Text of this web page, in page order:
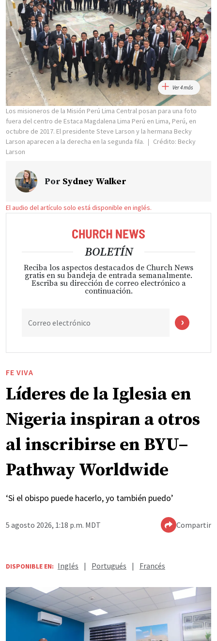
Ver 4 más
Los misioneros de la Misión Perú Lima Central posan para una foto
fuera del centro de Estaca Magdalena Lima Perú en Lima, Perú, en
octubre de 2017. El presidente Steve Larson y la hermana Becky
Larson aparecen a la derecha en la segunda fila.
Crédito: Becky
Larson
Por Sydney Walker
El audio del artículo solo está disponible en inglés.
BOLETÍN
Reciba los aspectos destacados de Church News
gratis en su bandeja de entrada semanalmente.
Escriba su dirección de correo electrónico a
continuación.
Correo electrónico
FE VIVA
Líderes de la Iglesia en
Nigeria inspiran a otros
al inscribirse en BYU–
Pathway Worldwide
‘Si el obispo puede hacerlo, yo también puedo’
5 agosto 2026, 1:18 p.m. MDT Compartir
DISPONIBLE EN: Inglés | Portugués | Francés